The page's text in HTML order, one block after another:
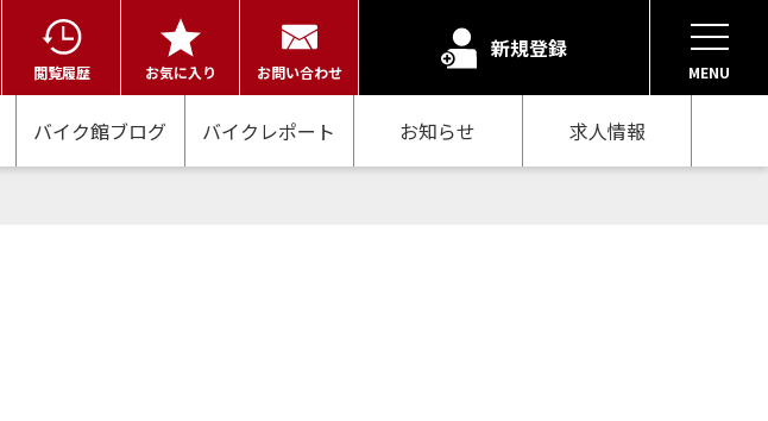
閲覧履歴 お気に入り お問い合わせ
新規登録
MENU
バイク館ブログ バイクレポート お知らせ 求人情報